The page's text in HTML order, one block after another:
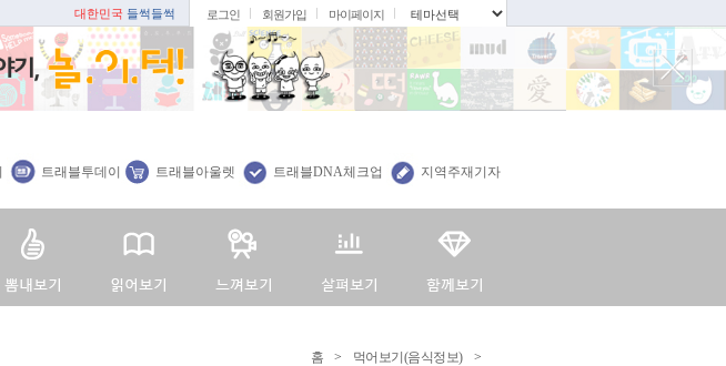
대한민국 들썩들썩 로그인 회원가입 마이페이지
트래블투데이 트래블아울렛 트래블DNA체크업 지역주재기자
홈 > 먹어보기(음식정보) >